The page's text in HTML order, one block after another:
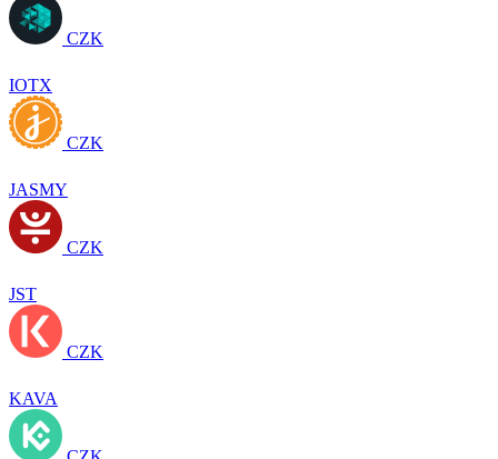
CZK
IOTX
CZK
JASMY
CZK
JST
CZK
KAVA